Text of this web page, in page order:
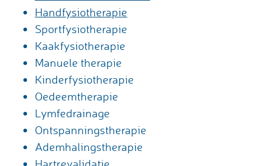
Handfysiotherapie
Sportfysiotherapie
Kaakfysiotherapie
Manuele therapie
Kinderfysiotherapie
Oedeemtherapie
Lymfedrainage
Ontspanningstherapie
Ademhalingstherapie